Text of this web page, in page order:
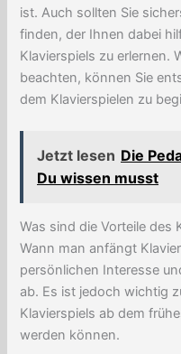
ist. Auch sollten Sie
finden, der Ihnen dabei
Klavierspiels zu erlernen.
beachten, können Sie
dem Klavierspielen zu
Jetzt lesen Die
Du wissen musst
Was sind die Vorteile des
Wann man anfängt
persönlichen Interesse
ab. Es ist jedoch wichtig
Klavierspiels ab dem
werden können.